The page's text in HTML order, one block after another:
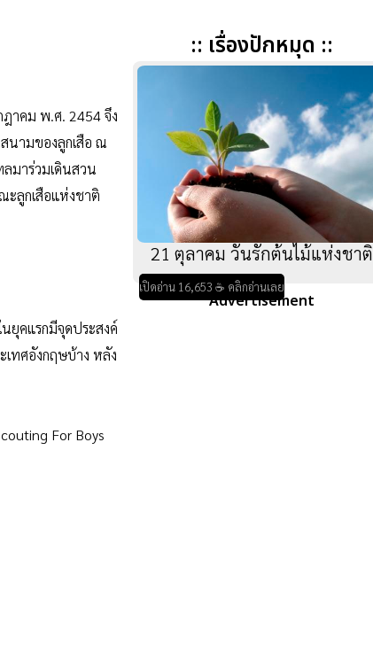
ฎาคม พ.ศ. 2454 จึง
นามของลูกเสือ ณ
มาร่วมเดินสวน
ลูกเสือแห่งชาติ
นยุคแรกมีจุดประสงค์
ทศอังกฤษบ้าง หลัง
For Boys
:: เรื่องปักหมุด ::
21 ตุลาคม วันรักต้นไม้แห่งชาติ
เปิดอ่าน 16,653 ☕ คลิกอ่านเลย
Advertisement